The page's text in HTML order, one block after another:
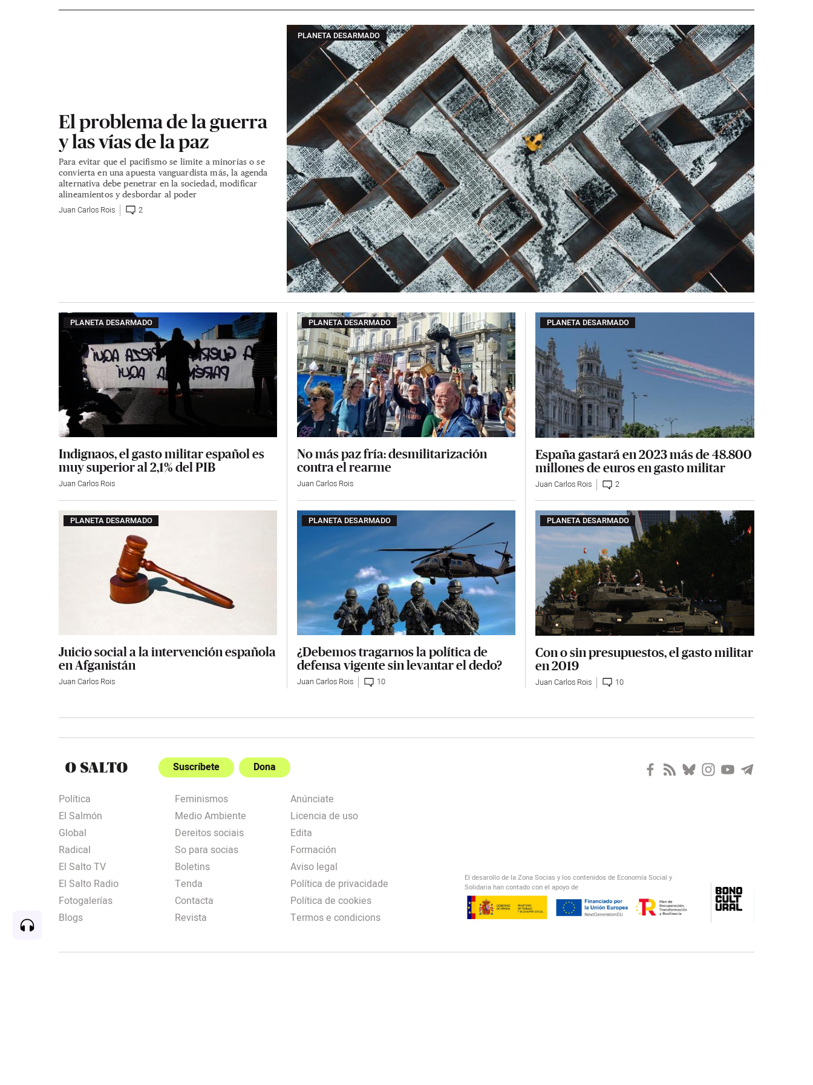
PLANETA DESARMADO
El problema de la guerra
y las vías de la paz
Para evitar que el pacifismo se limite a minorías o se
convierta en una apuesta vanguardista más, la agenda
alternativa debe penetrar en la sociedad, modificar
alineamientos y desbordar al poder
Juan Carlos Rois 2
PLANETA DESARMADO
Indignaos, el gasto militar español es
muy superior al 2,1% del PIB
Juan Carlos Rois
PLANETA DESARMADO
No más paz fría: desmilitarización
contra el rearme
Juan Carlos Rois
PLANETA DESARMADO
España gastará en 2023 más de 48.800
millones de euros en gasto militar
Juan Carlos Rois 2
PLANETA DESARMADO
Juicio social a la intervención española
en Afganistán
Juan Carlos Rois
PLANETA DESARMADO
¿Debemos tragarnos la política de
defensa vigente sin levantar el dedo?
Juan Carlos Rois 10
PLANETA DESARMADO
Con o sin presupuestos, el gasto militar
en 2019
Juan Carlos Rois 10
Suscríbete Dona
Política
El Salmón
Global
Radical
El Salto TV
El Salto Radio
Fotogalerías
Blogs
Feminismos
Medio Ambiente
Dereitos sociais
So para socias
Boletins
Tenda
Contacta
Revista
Anúnciate
Licencia de uso
Edita
Formación
Aviso legal
Política de privacidade
Política de cookies
Termos e condicions
El desarollo de la Zona Socias y los contenidos de Economía Social y
Solidaria han contado con el apoyo de